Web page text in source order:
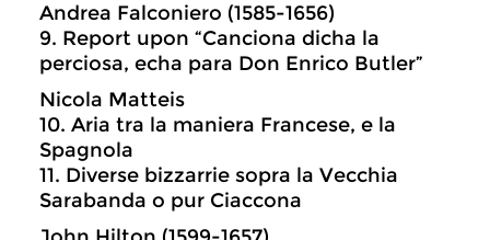
Andrea Falconiero (1585-1656)
9. Report upon “Canciona dicha la
perciosa, echa para Don Enrico Butler”
Nicola Matteis
10. Aria tra la maniera Francese, e la
Spagnola
11. Diverse bizzarrie sopra la Vecchia
Sarabanda o pur Ciaccona